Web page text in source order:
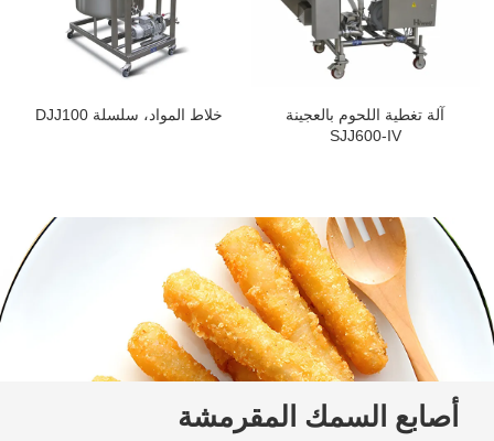
آلة تغطية اللحوم بالعجينة
SJJ600-IV
خلاط المواد، سلسلة DJJ100
أصابع السمك المقرمشة